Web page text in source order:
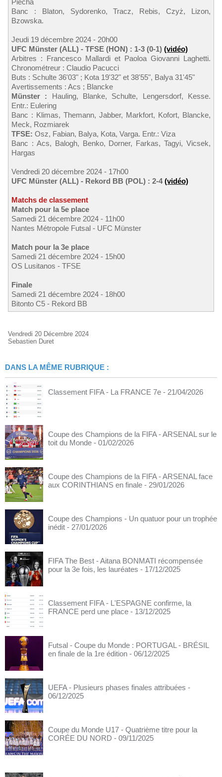
Piecha
Banc : Blaton, Sydorenko, Tracz, Rebis, Czyż, Lizon,
Bzowska.
Jeudi 19 décembre 2024 - 20h00
UFC Münster (ALL) - TFSE (HON) : 1-3 (0-1) (vidéo)
Arbitres : Francesco Mallardi et Paoloa Giovanni Laghetti.
Chronométreur : Claudio Pacucci
Buts : Schulte 36'03" ; Kota 19'32" et 38'55", Balya 31'45"
Avertissements : Acs ; Blancke
Münster : Hauling, Blanke, Schulte, Lengersdorf, Kesse.
Entr.: Eulering
Banc : Klimas, Themann, Jabber, Markfort, Kofort, Blancke,
Meck, Rozmiarek
TFSE: Osz, Fabian, Balya, Kota, Varga. Entr.: Viza
Banc : Acs, Balogh, Benko, Dorner, Farkas, Tagyi, Vicsek,
Hargas
Vendredi 20 décembre 2024 - 17h00
UFC Münster (ALL) - Rekord BB (POL) : 2-4 (vidéo)
Matchs de classement
Match pour la 5e place
Samedi 21 décembre 2024 - 11h00
Nantes Métropole Futsal - UFC Münster
Match pour la 3e place
Samedi 21 décembre 2024 - 15h00
OS Lusitanos - TFSE
Finale
Samedi 21 décembre 2024 - 18h00
Bitonto C5 - Rekord BB
Vendredi 20 Décembre 2024
Sebastien Duret
DANS LA MÊME RUBRIQUE :
Classement FIFA - La FRANCE 7e - 21/04/2026
Coupe des Champions de la FIFA - ARSENAL sur le
toit du Monde - 01/02/2026
Coupe des Champions de la FIFA - ARSENAL face
aux CORINTHIANS en finale - 29/01/2026
Coupe des Champions - Un quatuor pour un trophée
inédit - 27/01/2026
FIFA The Best - Aitana BONMATI récompensée
pour la 3e fois, les lauréates - 17/12/2025
Classement FIFA - L'ESPAGNE confirme, la
FRANCE perd une place - 13/12/2025
Futsal - Coupe du Monde : PORTUGAL - BRÉSIL
en finale de la 1re édition - 06/12/2025
UEFA - Plusieurs phases finales attribuées -
06/12/2025
Coupe du Monde U17 - Quatrième titre pour la
CORÉE DU NORD - 09/11/2025